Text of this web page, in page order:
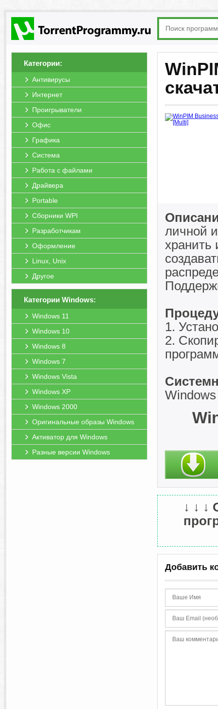
Категории:
Антивирусы
Интернет
Проигрыватели
Офис
Графика
Система
Работа с файлами
Драйвера
Portable
Сборники WPI
Разработчикам
Оформление
Linux, Unix
Другое
Категории Windows:
Windows 11
Windows 10
Windows 8
Windows 7
Windows Vista
Windows XP
Windows 2000
Оригинальные образы Windows
Активатор для Windows
Разные версии Windows
личной
хранить
1.
2.
↓ ↓ ↓
Добавить